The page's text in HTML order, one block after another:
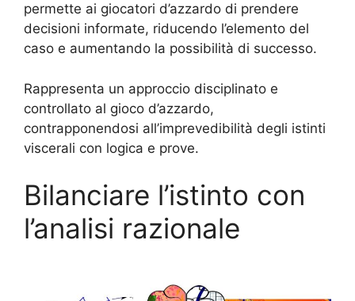
permette ai giocatori d’azzardo di prendere
decisioni informate, riducendo l’elemento del
caso e aumentando la possibilità di successo.
Rappresenta un approccio disciplinato e
controllato al gioco d’azzardo,
contrapponendosi all’imprevedibilità degli istinti
viscerali con logica e prove.
Bilanciare l’istinto con
l’analisi razionale